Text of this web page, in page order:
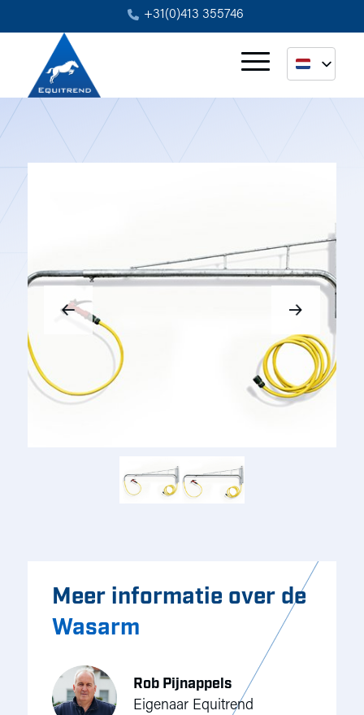
+31(0)413 355746
Meer informatie over de
Wasarm
Rob Pijnappels
Eigenaar Equitrend